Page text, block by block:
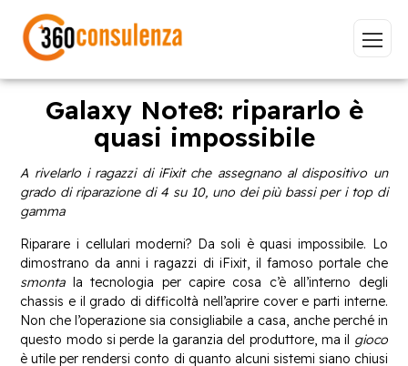
Vai
Bandi ISO 27001
Sviluppo software BeeProd
Inizia a digitare per visualizzare le pagine consigliate.
Galaxy Note8: ripararlo è
quasi impossibile
A rivelarlo i ragazzi di iFixit che assegnano al dispositivo un
grado di riparazione di 4 su 10, uno dei più bassi per i top di
gamma
Riparare i cellulari moderni? Da soli è quasi impossibile. Lo
dimostrano da anni i ragazzi di iFixit, il famoso portale che
smonta la tecnologia per capire cosa c’è all’interno degli
chassis e il grado di difficoltà nell’aprire cover e parti interne.
Non che l’operazione sia consigliabile a casa, anche perché in
questo modo si perde la garanzia del produttore, ma il gioco
è utile per rendersi conto di quanto alcuni sistemi siano chiusi